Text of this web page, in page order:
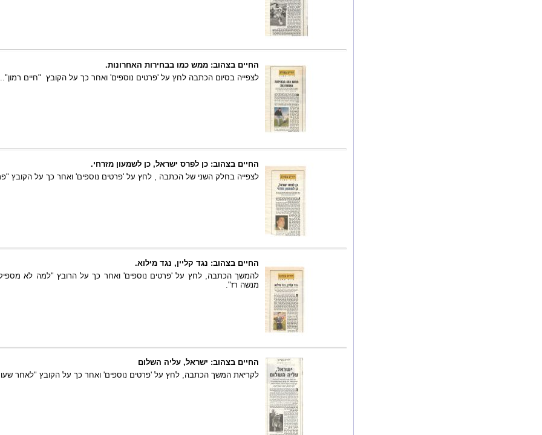
החיים בצהוב: ממש כמו בבחירות האחרונות.
לצפייה בסיום הכתבה לחץ על 'פרטים נוספים' ואחר כך על הקובץ "חיים רמון"..
החיים בצהוב: כן לפרס ישראל, כן לשמעון מזרחי.
לצפייה בחלק השני של הכתבה , לחץ על 'פרטים נוספים' ואחר כך על הקובץ
החיים בצהוב: נגד קליין, נגד מילוא.
להמשך הכתבה, לחץ על 'פרטים נוספים' ואחר כך על הרובץ "למה לא
מנשה רז".
החיים בצהוב: ישראל, עליה השלום
לקריאת המשך הכתבה, לחץ על 'פרטים נוספים' ואחר כך על הקובץ "לאחר